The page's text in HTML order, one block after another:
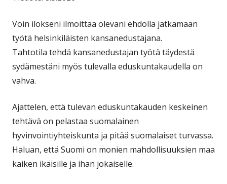
Voin ilokseni ilmoittaa olevani ehdolla jatkamaan
työtä helsinkiläisten kansanedustajana.
Tahtotila tehdä kansanedustajan työtä täydestä
sydämestäni myös tulevalla eduskuntakaudella on
vahva.
Ajattelen, että tulevan eduskuntakauden keskeinen
tehtävä on pelastaa suomalainen
hyvinvointiyhteiskunta ja pitää suomalaiset turvassa.
Haluan, että Suomi on monien mahdollisuuksien maa
kaiken ikäisille ja ihan jokaiselle.